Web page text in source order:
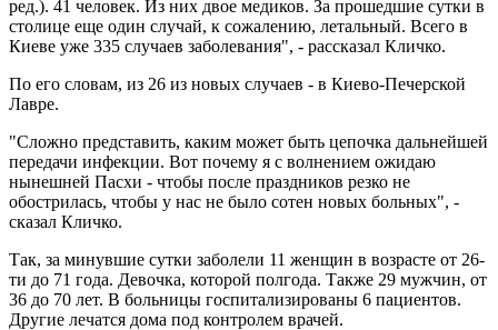
ред.). 41 человек. Из них двое медиков. За прошедшие сутки в
столице еще один случай, к сожалению, летальный. Всего в
Киеве уже 335 случаев заболевания", - рассказал Кличко.
По его словам, из 26 из новых случаев - в Киево-Печерской
Лавре.
"Сложно представить, каким может быть цепочка дальнейшей
передачи инфекции. Вот почему я с волнением ожидаю
нынешней Пасхи - чтобы после праздников резко не
обострилась, чтобы у нас не было сотен новых больных", -
сказал Кличко.
Так, за минувшие сутки заболели 11 женщин в возрасте от 26-
ти до 71 года. Девочка, которой полгода. Также 29 мужчин, от
36 до 70 лет. В больницы госпитализированы 6 пациентов.
Другие лечатся дома под контролем врачей.